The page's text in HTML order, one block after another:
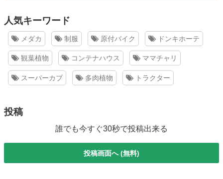
人気キーワード
メダカ 制服 原付バイク ドンキホーテ
観葉植物 コンテナハウス ママチャリ
スーパーカブ 多肉植物 トラクター
投稿
誰でも今すぐ30秒で投稿出来る
投稿画面へ (無料)